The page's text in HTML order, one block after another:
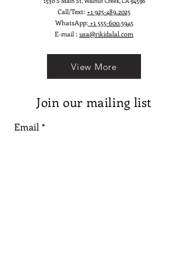
Call/Text: +1 925-489.2025
WhatsApp: +1 555-600.5945
E-mail : usa@rikidalal.com
View More
Join our mailing list
Email